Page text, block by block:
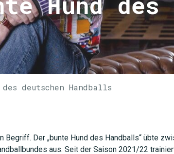
deutschen Handballs
Der „bunte Hund des Handballs“ übte
aus. Seit der Saison 2021/22